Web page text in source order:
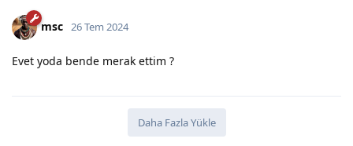
msc 26 Tem 2024
Evet yoda bende merak ettim ?
Daha Fazla Yükle